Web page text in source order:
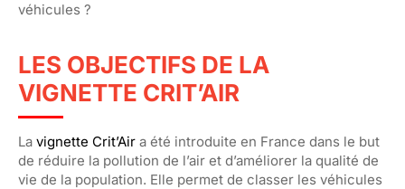
véhicules ?
LES OBJECTIFS DE LA
VIGNETTE CRIT’AIR
La vignette Crit’Air a été introduite en France dans le but
de réduire la pollution de l’air et d’améliorer la qualité de
vie de la population. Elle permet de classer les véhicules